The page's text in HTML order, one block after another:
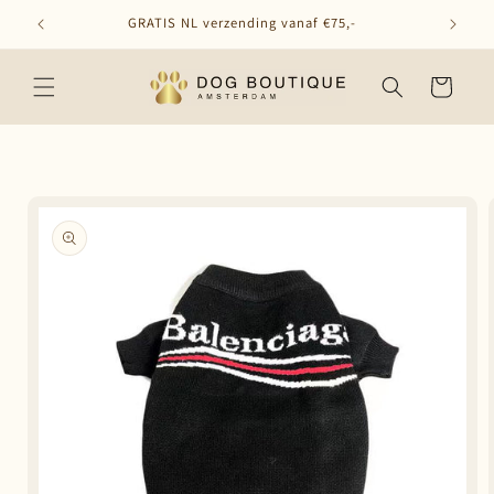
naar de
GRATIS NL verzending vanaf €75,-
Winkelwagen
direct naar